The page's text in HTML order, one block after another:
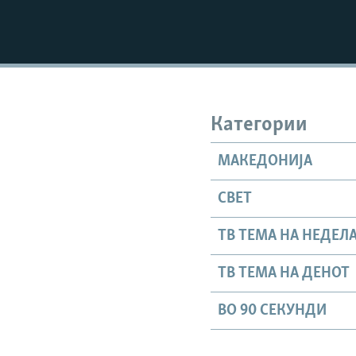
Категории
МАКЕДОНИЈА
СВЕТ
ТВ ТЕМА НА
ТВ ТЕМА НА ДЕНОТ
ВО 90 СЕКУНДИ